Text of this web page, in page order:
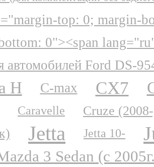
top: 0; margin-
0"><span
автомобилей Ford DS-
H C-max CX7
Caravelle
Cruze
Jetta Jetta 10-
3 Sedan (с